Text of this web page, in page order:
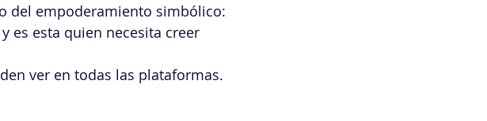
del empoderamiento simbólico:
es esta quien necesita creer
ver en todas las plataformas.